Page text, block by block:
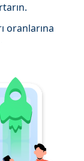
oranlarına